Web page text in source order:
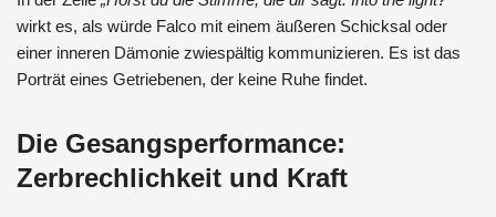
wirkt es, als würde Falco mit einem äußeren Schicksal oder
einer inneren Dämonie zwiespältig kommunizieren. Es ist das
Porträt eines Getriebenen, der keine Ruhe findet.
Die Gesangsperformance:
Zerbrechlichkeit und Kraft